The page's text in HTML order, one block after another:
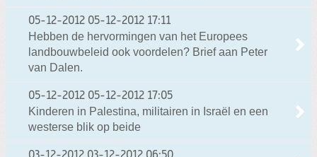
05-12-2012 05-12-2012 17:11
Hebben de hervormingen van het Europees
landbouwbeleid ook voordelen? Brief aan Peter
van Dalen.
05-12-2012 05-12-2012 17:05
Kinderen in Palestina, militairen in Israël en een
westerse blik op beide